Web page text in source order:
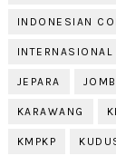
INDONESIAN
INTERNASIONAL
JEPARA
KARAWANG
KMPKP